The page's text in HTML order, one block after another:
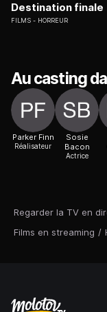
Regarder la TV en
Films en streaming /
Destination finale
FILMS HORREUR
Au casting
Parker Finn
Réalisateur
Sosie
Bacon
Actrice